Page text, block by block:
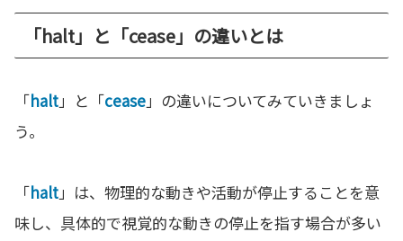
「halt」と「cease」の違いとは
「halt」と「cease」の違いについてみていきましょ
う。
「halt」は、物理的な動きや活動が停止することを意
味し、具体的で視覚的な動きの停止を指す場合が多い